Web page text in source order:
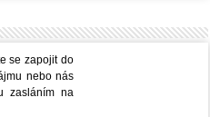
se zapojit do
nebo nás
zasláním na